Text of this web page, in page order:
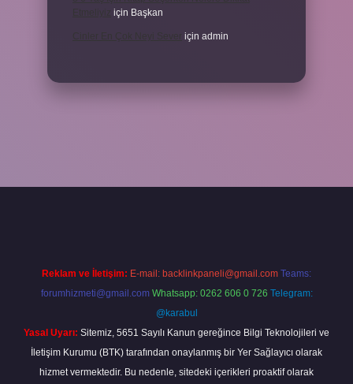
için Başkan
için admin
Reklam ve İletişim: E-mail: backlinkpaneli@gmail.com Teams:
forumhizmeti@gmail.com Whatsapp: 0262 606 0 726 Telegram:
@karabul
Yasal Uyarı: Sitemiz, 5651 Sayılı Kanun gereğince Bilgi Teknolojileri ve
İletişim Kurumu (BTK) tarafından onaylanmış bir Yer Sağlayıcı olarak
hizmet vermektedir. Bu nedenle, sitedeki içerikleri proaktif olarak